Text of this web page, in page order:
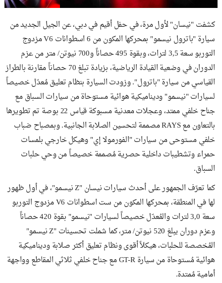
كشفت "نيسان" لأول مرة، في حفل أقيم في دبي، عن الجيل الجديد من
سيارة "باترول نيسمو" بمحركها المكون من 6 اسطوانات V6 مزدوج
التوربو سعة 3,5 لترات، وبقوة 495 حصاناً و700 نيوتن/ متر من عزم
الدوران في وضعية القيادة الرياضية، بزيادة تبلغ 70 حصاناً مقارنة بالطراز
القياسي من سيارة "باترول". وزودت السيارة بنظام تعليق مُعدّل خصيصاً
لسيارات "نيسمو" وديناميكية هوائية مستوحاة من سيارات السباق مع
جناح خلفي ممتد، وعجلات معدنية مسبوكة قياس 22 بوصة تم تطويرها
بالتعاون مع RAYS مصممة لتحسين الصلابة الجانبية. وبمصباح ضباب
خلفي مستوحى من سيارات "الفورمولا إي" وهيكل خارجي بلمسات
حمراء وتشطيبات داخلية حصرية مُصممة خصيصاً من وحي حلبات
السباق.
كما تعرّف الجمهور على أحدث سيارات نيسان "Z نيسمو"، في أول ظهور
لها في المنطقة، بمحركها المكون من ست اسطوانات V6 مزدوج التوربو
سعة 3,0 لترات والمُعدّل خصيصاً لسيارات "نيسمو" بقوة 420 حصاناً
وعزم دوران يبلغ 520 نيوتن/ متر، كما شملت تحسينات "Z نيسمو"
المُخصصة للحلبات، هيكلاً أقوى ونظام تعليق أكثر صلابة وديناميكية
هوائية مُستوحاة من سيارة GT-R مع جناح خلفي ثلاثي المقاطع وواجهة
أمامية مُمتدة.